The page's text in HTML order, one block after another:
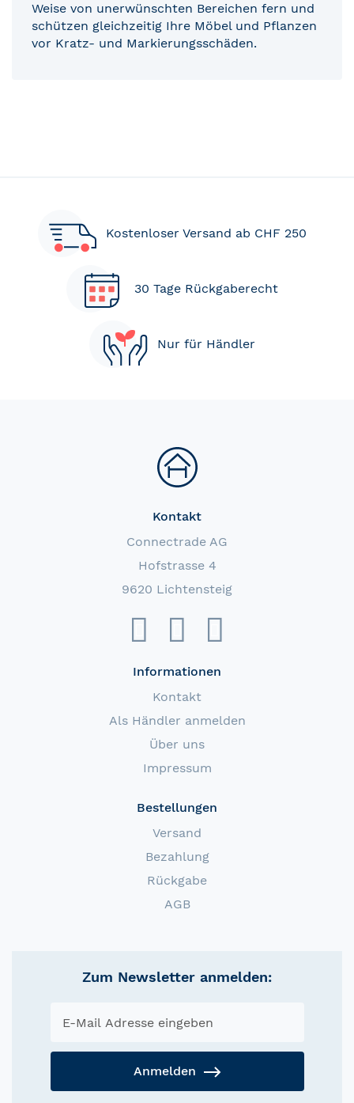
Weise von unerwünschten Bereichen fern und
schützen gleichzeitig Ihre Möbel und Pflanzen
vor Kratz- und Markierungsschäden.
Kostenloser Versand ab CHF 250
30 Tage Rückgaberecht
Nur für Händler
Kontakt
Connectrade AG
Hofstrasse 4
9620 Lichtensteig
Informationen
Kontakt
Als Händler anmelden
Über uns
Impressum
Bestellungen
Versand
Bezahlung
Rückgabe
AGB
Zum Newsletter anmelden:
Anmelden